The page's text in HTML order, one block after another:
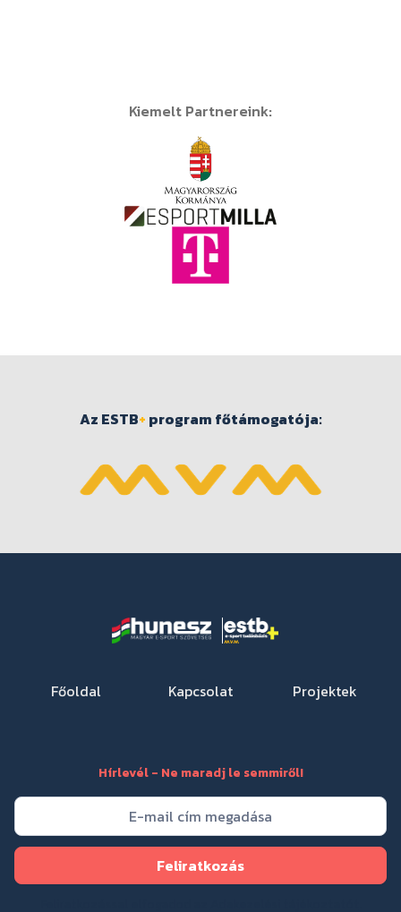
Kiemelt Partnereink:
Az ESTB+ program főtámogatója:
Főoldal Kapcsolat Projektek
Hírlevél - Ne maradj le semmiről!